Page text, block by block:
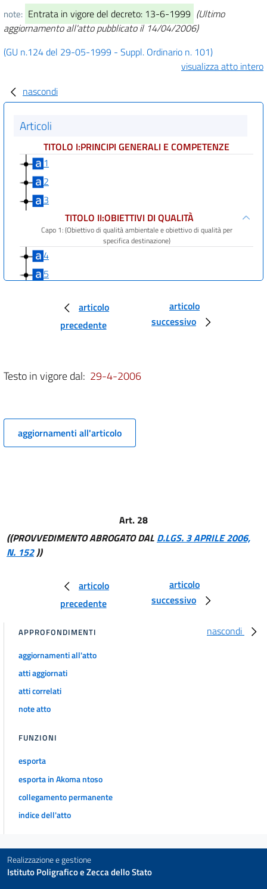
note: Entrata in vigore del decreto: 13-6-1999 (Ultimo
aggiornamento all'atto pubblicato il 14/04/2006)
(GU n.124 del 29-05-1999 - Suppl. Ordinario n. 101)
visualizza atto intero
nascondi
Articoli
TITOLO I:PRINCIPI GENERALI E COMPETENZE
1
2
3
TITOLO II:OBIETTIVI DI QUALITÀ
Capo 1: (Obiettivo di qualità ambientale e obiettivo di qualità per
specifica destinazione)
4
5
Capo II:Acque a specifica destinazione
10
12
13
DISCIPLINA DEGLI SCARICHI
21
Capo II:Tutela quantitativa della risorsa e risparmio
22
25
26
Capo III:Tutela qualitativa della risorsa: disciplina degli
27
28
30
31
articolo
precedente
articolo
successivo
Testo in vigore dal: 29-4-2006
aggiornamenti all'articolo
Art. 28
((PROVVEDIMENTO ABROGATO DAL D.LGS. 3 APRILE 2006,
N. 152))
articolo
precedente
articolo
successivo
nascondi
APPROFONDIMENTI
aggiornamenti all'atto
atti aggiornati
atti correlati
note atto
FUNZIONI
esporta
esporta in Akoma ntoso
collegamento permanente
indice dell'atto
Realizzazione e gestione
Istituto Poligrafico e Zecca dello Stato